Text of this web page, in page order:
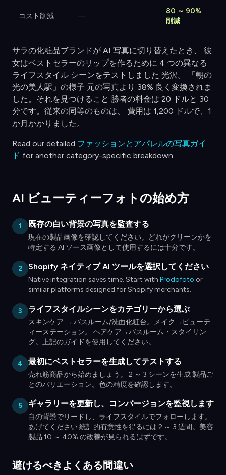
コスト削減 —
80 ～ 90%
削減
サラの化粧品ブランドが AI 写真に切り替えたとき、 彼
女はベストセラーのリップを作るために 4 つの異なる
ライフスタイル シーンをテストしました 光沢。 「朝の
光の美人駅」の様子 元の写真より 38% 良く変換されま
した。それを見つけること 勝者の料金は 20 ドルと 30
分です。従来の同等のものは、 費用は 1,200 ドルで、1
か月かかりました。
Read our detailed ファッションとアパレルの写真ガイ
ド for another category-specific breakdown.
AI ビューティーフォトの始め方
1 既存の白い背景の写真を監査する
現在の製品画像を確認してください。どれがクリーンかを
特定する AI ソース画像として使用するには十分です。
2 Shopify ネイティブ AI ツールを選択してください
Native integration saves time. Start with Prodofoto or
similar platforms designed for Shopify merchants.
3 ライフスタイルシーンをカテゴリーから選ぶ
スキンケア → バスルーム/洗面化粧台。メイク→ビューテ
ィーステーション。 ヘアケア→バスルーム・スタイリン
グ。上記のガイドを使用してください。
4 最初にベストセラーを生成してテストする
売れ筋商品から始めましょう。 2 ～ 3 シーンを生成 製品ご
とのバリエーション。色の精度を確認します。
5 ギャラリーを更新し、コンバージョンを監視します
白の背景でリードし、ライフスタイルでフォローします。
あげてください 統計的有意性を得るには 2 ～ 3 週間。美容
製品 10 ～ 40% の改善が見られるはずです。
避けるべきよくある間違い